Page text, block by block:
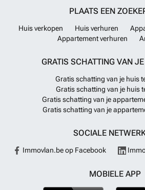
PLAATS EEN
Huis verkopen Huis verhuren
Appartement verhuren
GRATIS SCHATTING VAN
Gratis schatting van je huis
Gratis schatting van je huis
Gratis schatting van je
Gratis schatting van je
SOCIALE
Immovlan.be op Facebook
MOBIELE APP